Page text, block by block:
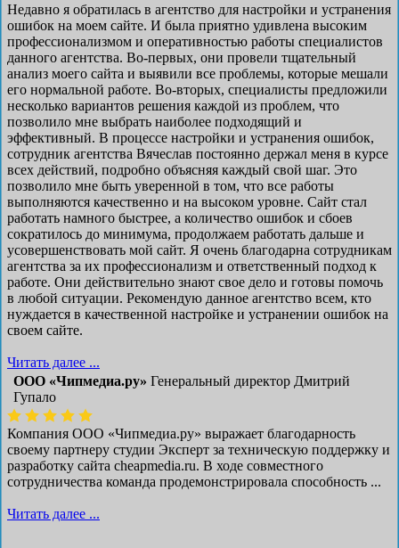
Недавно я обратилась в агентство для настройки и устранения
ошибок на моем сайте. И была приятно удивлена высоким
профессионализмом и оперативностью работы специалистов
данного агентства. Во-первых, они провели тщательный
анализ моего сайта и выявили все проблемы, которые мешали
его нормальной работе. Во-вторых, специалисты предложили
несколько вариантов решения каждой из проблем, что
позволило мне выбрать наиболее подходящий и
эффективный. В процессе настройки и устранения ошибок,
сотрудник агентства Вячеслав постоянно держал меня в курсе
всех действий, подробно объясняя каждый свой шаг. Это
позволило мне быть уверенной в том, что все работы
выполняются качественно и на высоком уровне. Сайт стал
работать намного быстрее, а количество ошибок и сбоев
сократилось до минимума, продолжаем работать дальше и
усовершенствовать мой сайт. Я очень благодарна сотрудникам
агентства за их профессионализм и ответственный подход к
работе. Они действительно знают свое дело и готовы помочь
в любой ситуации. Рекомендую данное агентство всем, кто
нуждается в качественной настройке и устранении ошибок на
своем сайте.
Читать далее ...
ООО «Чипмедиа.ру» Генеральный директор Дмитрий
Гупало
Компания ООО «Чипмедиа.ру» выражает благодарность
своему партнеру студии Эксперт за техническую поддержку и
разработку сайта cheapmedia.ru. В ходе совместного
сотрудничества команда продемонстрировала способность ...
Читать далее ...